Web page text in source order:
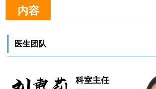
内容
小孩身上有白斑是缺
医生团队
科室主任